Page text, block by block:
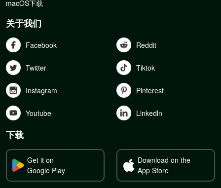
macOS下载
关于我们
Facebook Reddit
Twitter Tiktok
Instagram Pinterest
Youtube Linkedln
下载
Get it on
Google Play
Download on the
App Store